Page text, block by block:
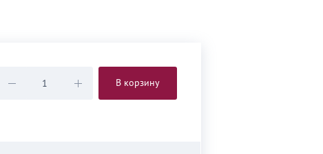
В корзину